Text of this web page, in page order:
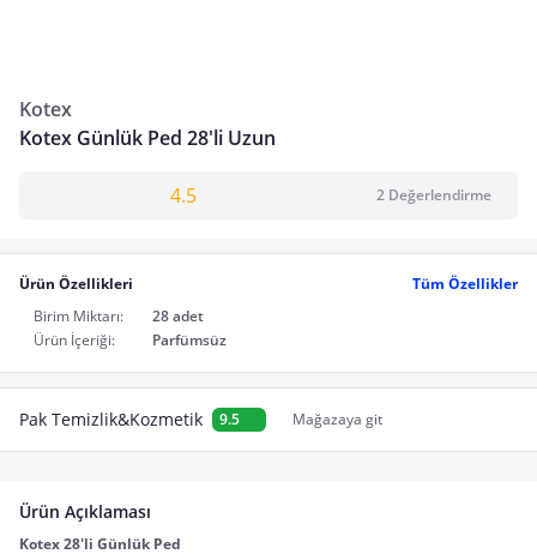
Kotex
Kotex Günlük Ped 28'li Uzun
4.5 2 Değerlendirme
Ürün Özellikleri
Tüm Özellikler
Birim Miktarı:
28 adet
Ürün İçeriği:
Parfümsüz
Pak Temizlik&Kozmetik 9.5 Mağazaya git
Ürün Açıklaması
Kotex 28'li Günlük Ped